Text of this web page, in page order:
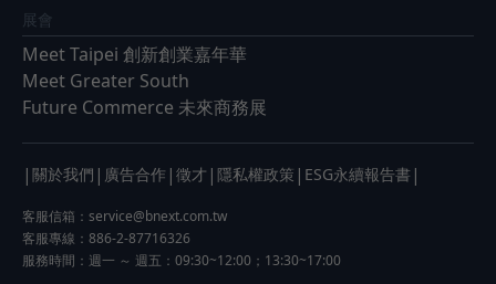
展會
Meet Taipei 創新創業嘉年華
Meet Greater South
Future Commerce 未來商務展
| 關於我們 | 廣告合作 | 徵才 | 隱私權政策 | ESG永續報告書 |
客服信箱： service@bnext.com.tw
客服專線：886-2-87716326
服務時間：週一 ～ 週五：09:30~12:00；13:30~17:00